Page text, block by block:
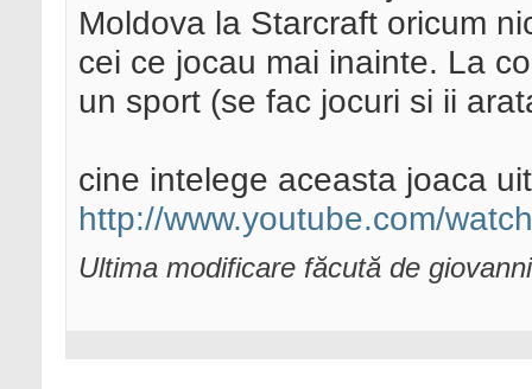
Moldova la Starcraft oricum
cei ce jocau mai inainte. La
un sport (se fac jocuri si ii
cine intelege aceasta joaca
http://www.youtube.com/
Ultima modificare făcută de